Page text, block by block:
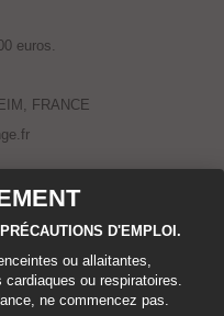
euros.
FRANCE
dédié chez OVH - 2 rue
D'EMPLOI.
ou allaitantes,
ou respiratoires.
ne commencez pas.